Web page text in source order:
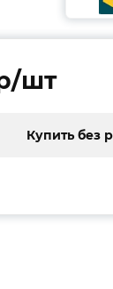
шт
Купить без